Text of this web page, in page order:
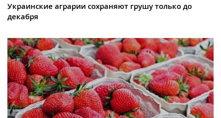
Украинские аграрии сохраняют грушу только до
декабря